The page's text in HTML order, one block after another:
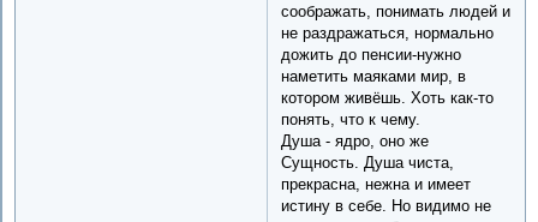
соображать, понимать людей и
не раздражаться, нормально
дожить до пенсии-нужно
наметить маяками мир, в
котором живёшь. Хоть как-то
понять, что к чему.
Душа - ядро, оно же
Сущность. Душа чиста,
прекрасна, нежна и имеет
истину в себе. Но видимо не